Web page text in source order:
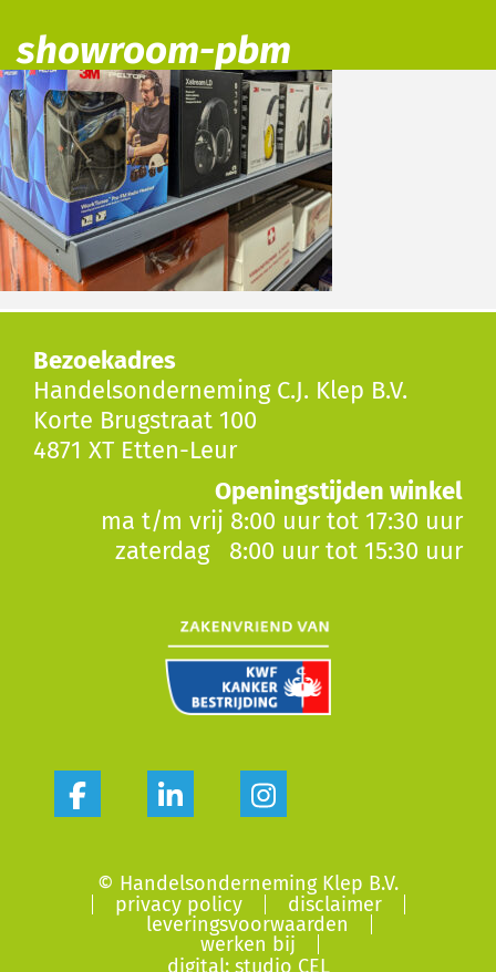
showroom-pbm
Bezoekadres
Handelsonderneming C.J. Klep B.V.
Korte Brugstraat 100
4871 XT Etten-Leur
Openingstijden winkel
ma t/m vrij 8:00 uur tot 17:30 uur
zaterdag 8:00 uur tot 15:30 uur
© Handelsonderneming Klep B.V.
privacy policy
disclaimer
leveringsvoorwaarden
werken bij
digital: studio CEL